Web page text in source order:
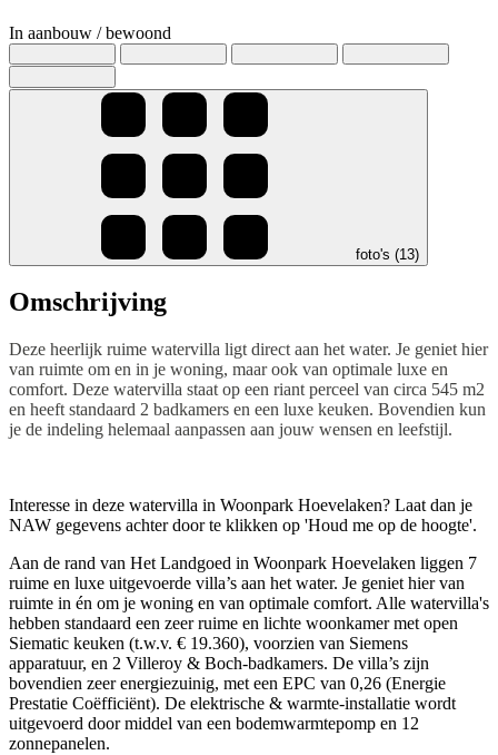
In aanbouw / bewoond
foto's (13)
Omschrijving
Deze heerlijk ruime watervilla ligt direct aan het water. Je geniet hier
van ruimte om en in je woning, maar ook van optimale luxe en
comfort. Deze watervilla staat op een riant perceel van circa 545 m2
en heeft standaard 2 badkamers en een luxe keuken. Bovendien kun
je de indeling helemaal aanpassen aan jouw wensen en leefstijl.
Interesse in deze watervilla in Woonpark Hoevelaken? Laat dan je
NAW gegevens achter door te klikken op 'Houd me op de hoogte'.
Aan de rand van Het Landgoed in Woonpark Hoevelaken liggen 7
ruime en luxe uitgevoerde villa’s aan het water. Je geniet hier van
ruimte in én om je woning en van optimale comfort. Alle watervilla's
hebben standaard een zeer ruime en lichte woonkamer met open
Siematic keuken (t.w.v. € 19.360), voorzien van Siemens
apparatuur, en 2 Villeroy & Boch-badkamers. De villa’s zijn
bovendien zeer energiezuinig, met een EPC van 0,26 (Energie
Prestatie Coëfficiënt). De elektrische & warmte-installatie wordt
uitgevoerd door middel van een bodemwarmtepomp en 12
zonnepanelen.